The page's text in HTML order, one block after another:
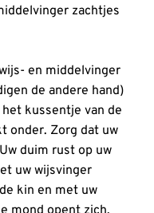
zachtjes
en middelvinger
de andere hand)
kussentje van de
onder. Zorg dat uw
duim rust op uw
uw wijsvinger
kin en met uw